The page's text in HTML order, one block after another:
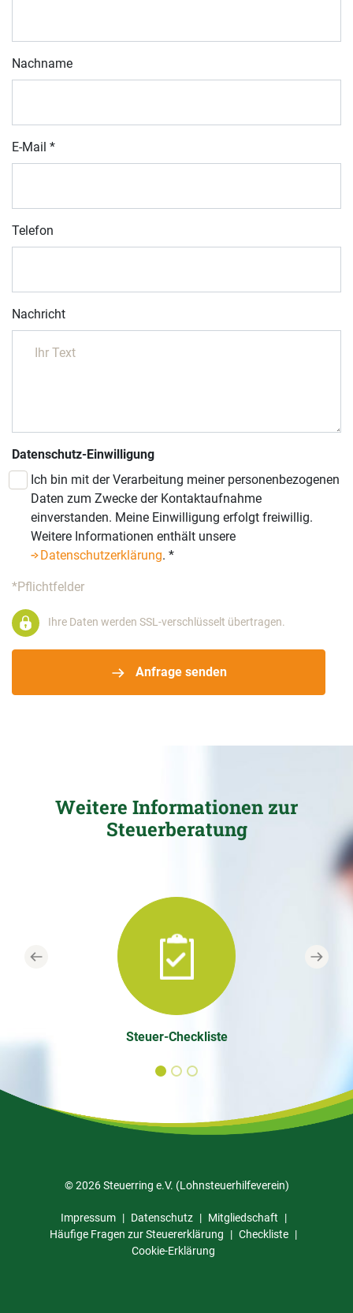
Nachname
E-Mail *
Telefon
Nachricht
Datenschutz-Einwilligung
Ich bin mit der Verarbeitung meiner personenbezogenen
Daten zum Zwecke der Kontaktaufnahme
einverstanden. Meine Einwilligung erfolgt freiwillig.
Weitere Informationen enthält unsere
Datenschutzerklärung. *
*Pflichtfelder
Anfrage senden
Ihre Daten werden SSL-verschlüsselt übertragen.
Weitere Informationen zur
Steuerberatung
Steuer-Checkliste
Previous Next
© 2026 Steuerring e.V. (Lohnsteuerhilfeverein)
Impressum Datenschutz
Mitgliedschaft
Häufige Fragen zur Steuererklärung
Checkliste
Cookie-Erklärung